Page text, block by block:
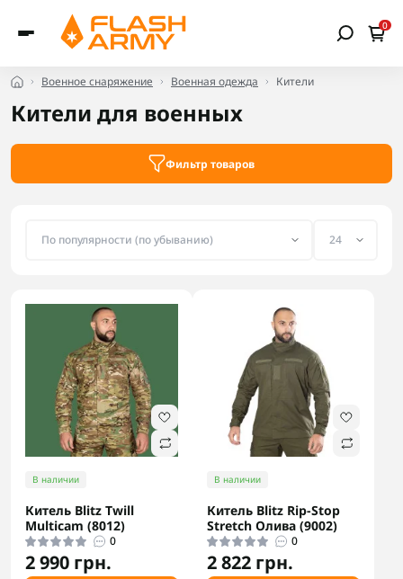
0
Военное снаряжение Военная одежда Кители
Кители для военных
Фильтр товаров
В наличии
Китель Blitz Twill
Multicam (8012)
0
2 990 грн.
В наличии
Китель Blitz Rip-Stop
Stretch Олива (9002)
0
2 822 грн.